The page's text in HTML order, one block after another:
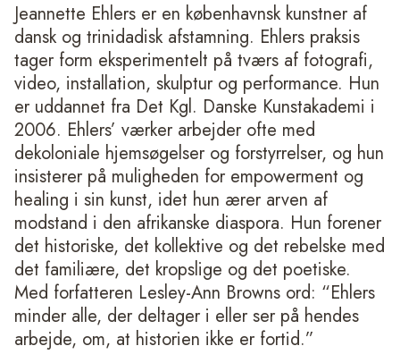
Jeannette Ehlers er en københavnsk kunstner af
dansk og trinidadisk afstamning. Ehlers praksis
tager form eksperimentelt på tværs af fotografi,
video, installation, skulptur og performance. Hun
er uddannet fra Det Kgl. Danske Kunstakademi i
2006. Ehlers’ værker arbejder ofte med
dekoloniale hjemsøgelser og forstyrrelser, og hun
insisterer på muligheden for empowerment og
healing i sin kunst, idet hun ærer arven af
modstand i den afrikanske diaspora. Hun forener
det historiske, det kollektive og det rebelske med
det familiære, det kropslige og det poetiske.
Med forfatteren Lesley-Ann Browns ord: “Ehlers
minder alle, der deltager i eller ser på hendes
arbejde, om, at historien ikke er fortid.”